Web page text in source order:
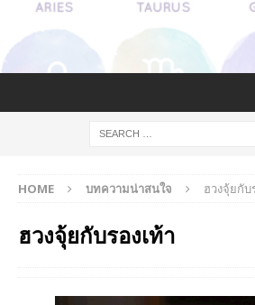
HOME บทความน่าสนใจ ฮวงจุ้ยกับ
ฮวงจุ้ยกับรองเท้า